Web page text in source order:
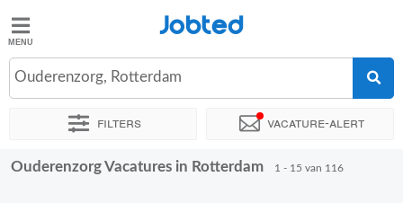
Jobted
Vacatures
Salarissen
Jobted
Ouderenzorg, Rotterdam
Filters Vacature-alert
Sorteer op Exacte locatie Bedrijf Uitzendbureau
Ouderenzorg Vacatures in Rotterdam 1 - 15 van 116